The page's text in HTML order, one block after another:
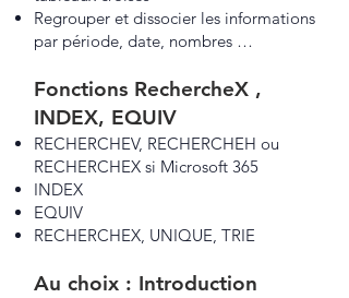
Regrouper et dissocier les informations
par période, date, nombres …
Fonctions RechercheX ,
INDEX, EQUIV
RECHERCHEV, RECHERCHEH ou
RECHERCHEX si Microsoft 365
INDEX
EQUIV
RECHERCHEX, UNIQUE, TRIE
Au choix : Introduction